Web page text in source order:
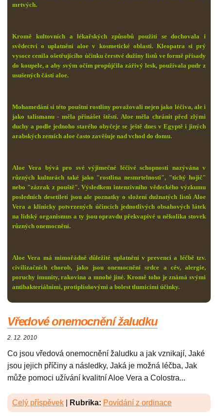
mrtvých.
Kromě kultovních a lékařských způsobů použití se dochovala i
svědectví o uplatnění aloe v kosmetické oblasti. Kleopatra si prý
vysoce cenila ošetřujícího účinku čerstvé dužiny listů ve formě přísady
do koupele, a aby svým očím propůjčila zářivý lesk, používala pudr z
usušených částí aloe.
Mohamedání si této pouštní rostliny považovali nejen jako léčiva, ale i
jako talismanu - měla přinášet štěstí. Aloe měla chránit před zlými
duchy a podle jednoho starého obyčeje se ještě dnes v Egyptě i jiných
arabských zemích aloe často zavěšuje nad vchod do domu.
Aloe Vera bývá pro své výjimečné léčivé schopnosti nazývána v
různých kulturách také jako "rostlina nesmrtelnosti", "tichý hojič"
nebo "zázrak z pouště". Výsledkem intenzivního vědeckého výzkumu
posledních desetiletí jsou ale poznatky o složení dužnatých listů Aloe
Vera a klinicky potvrzených účincích jednotlivých obsahových látek
na lidský organismus a ty jsou opravdu překvapivé u několika stovek
různých onemocnění.
Aloe Vera má mimořádně důležité uplatnění v prevenci a léčbě tzv.
civilizačních chorob, jako jsou onemocnění srdce a cév, alergie,
poruchy imunity, rakovina a mnohé jiné. Kromě toho je známá svými
antibakteriálními, protiplísňovými a bolest tlumícími účinky.
Vředové onemocnění žaludku
2. 12. 2010
Co jsou vředová onemocnění žaludku a jak vznikají, Jaké
jsou jejich příčiny a následky, Jaká je možná léčba, Jak
může pomoci užívání kvalitní Aloe Vera a Colostra...
Celý příspěvek Rubrika: Povídání z ordinace